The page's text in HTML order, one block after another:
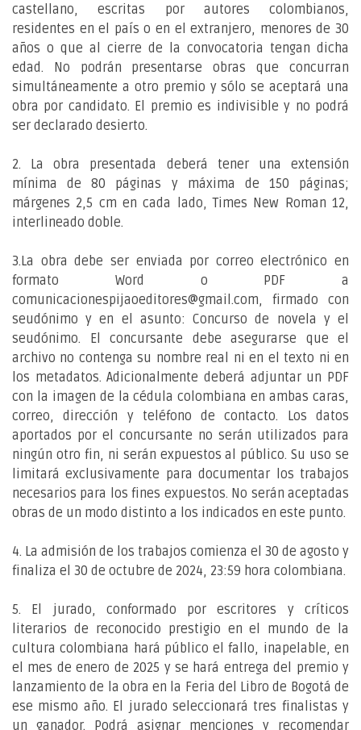
castellano, escritas por autores colombianos,
residentes en el país o en el extranjero, menores de 30
años o que al cierre de la convocatoria tengan dicha
edad. No podrán presentarse obras que concurran
simultáneamente a otro premio y sólo se aceptará una
obra por candidato. El premio es indivisible y no podrá
ser declarado desierto.
2. La obra presentada deberá tener una extensión
mínima de 80 páginas y máxima de 150 páginas;
márgenes 2,5 cm en cada lado, Times New Roman 12,
interlineado doble.
3.La obra debe ser enviada por correo electrónico en
formato Word o PDF a
comunicacionespijaoeditores@gmail.com, firmado con
seudónimo y en el asunto: Concurso de novela y el
seudónimo. El concursante debe asegurarse que el
archivo no contenga su nombre real ni en el texto ni en
los metadatos. Adicionalmente deberá adjuntar un PDF
con la imagen de la cédula colombiana en ambas caras,
correo, dirección y teléfono de contacto. Los datos
aportados por el concursante no serán utilizados para
ningún otro fin, ni serán expuestos al público. Su uso se
limitará exclusivamente para documentar los trabajos
necesarios para los fines expuestos. No serán aceptadas
obras de un modo distinto a los indicados en este punto.
4. La admisión de los trabajos comienza el 30 de agosto y
finaliza el 30 de octubre de 2024, 23:59 hora colombiana.
5. El jurado, conformado por escritores y críticos
literarios de reconocido prestigio en el mundo de la
cultura colombiana hará público el fallo, inapelable, en
el mes de enero de 2025 y se hará entrega del premio y
lanzamiento de la obra en la Feria del Libro de Bogotá de
ese mismo año. El jurado seleccionará tres finalistas y
un ganador. Podrá asignar menciones y recomendar